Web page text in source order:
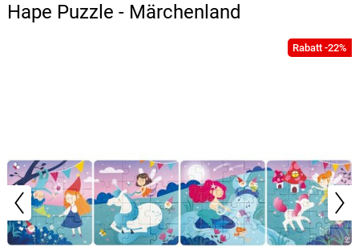
Hape Puzzle - Märchenland
Rabatt -22%